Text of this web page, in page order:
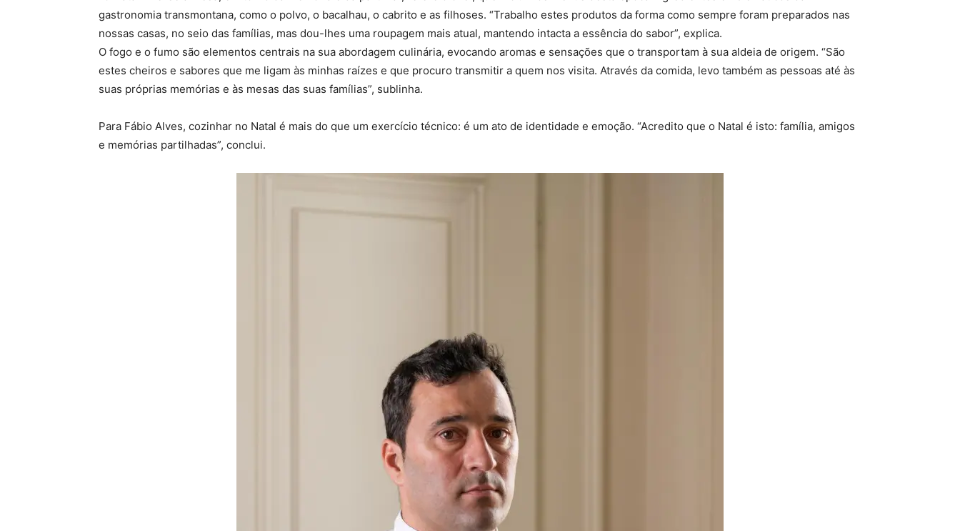
gastronomia transmontana, como o polvo, o bacalhau, o cabrito e as filhoses. “Trabalho estes produtos da forma como sempre foram preparados nas
nossas casas, no seio das famílias, mas dou-lhes uma roupagem mais atual, mantendo intacta a essência do sabor”, explica.
O fogo e o fumo são elementos centrais na sua abordagem culinária, evocando aromas e sensações que o transportam à sua aldeia de origem. “São
estes cheiros e sabores que me ligam às minhas raízes e que procuro transmitir a quem nos visita. Através da comida, levo também as pessoas até às
suas próprias memórias e às mesas das suas famílias”, sublinha.
Para Fábio Alves, cozinhar no Natal é mais do que um exercício técnico: é um ato de identidade e emoção. “Acredito que o Natal é isto: família, amigos
e memórias partilhadas”, conclui.